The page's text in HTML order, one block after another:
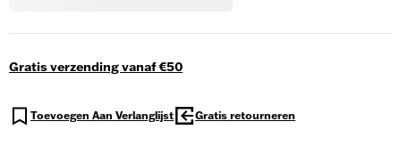
Gratis verzending vanaf €50
Toevoegen Aan Verlanglijst Gratis retourneren